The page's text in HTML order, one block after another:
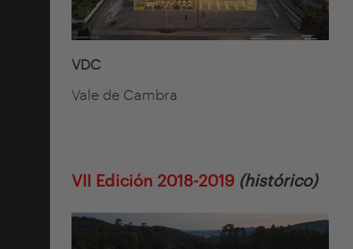
VDC
Vale de Cambra
VII Edición 2018-2019 (histórico)